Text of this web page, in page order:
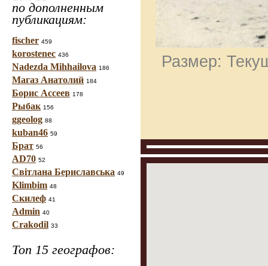
по дополненным
публикациям:
fischer 459
korostenec 436
Nadezda Mihhailova 186
Магаз Анатолий 184
Борис Ассеев 178
Рыбак 156
ggeolog 88
kuban46 59
Брат 56
AD70 52
Світлана Бериславська 49
Klimbim 48
Скилеф 41
Admin 40
Crakodil 33
Топ 15 географов:
Размер: